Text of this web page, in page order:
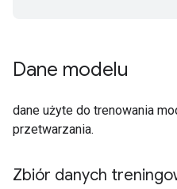
Dane modelu
dane użyte do trenowania
przetwarzania.
Zbiór danych